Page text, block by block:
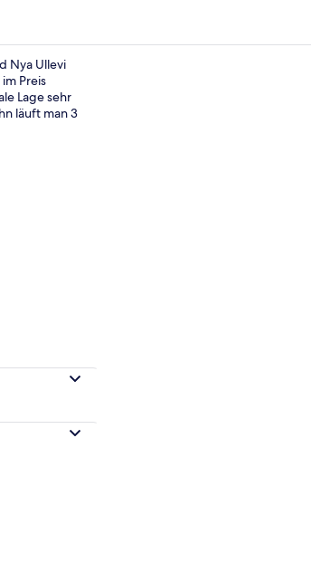
Speisen
Nya Ullevi
Preis
Lage sehr
läuft man 3